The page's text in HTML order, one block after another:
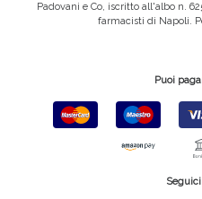
Padovani e Co, iscritto all'albo n.
farmacisti di Napoli.
Puoi